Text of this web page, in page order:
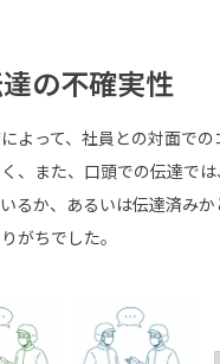
の不確実性
よって、社員との対面での
、また、口頭での伝達で
るか、あるいは伝達済み
がちでした。